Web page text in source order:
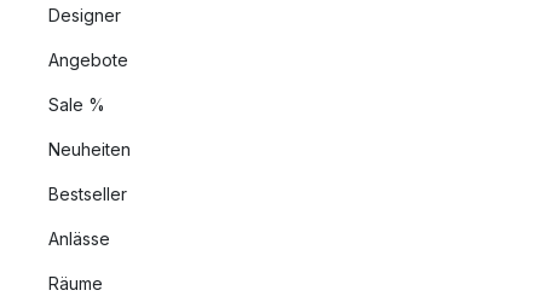
Designer
Angebote
Sale %
Neuheiten
Bestseller
Anlässe
Räume